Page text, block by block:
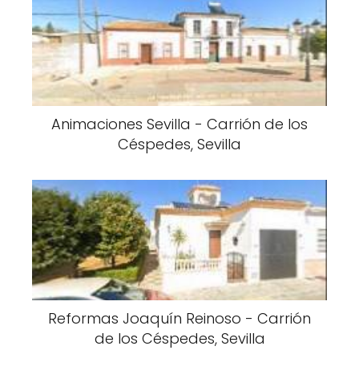
Animaciones Sevilla - Carrión de los
Céspedes, Sevilla
Reformas Joaquín Reinoso - Carrión
de los Céspedes, Sevilla